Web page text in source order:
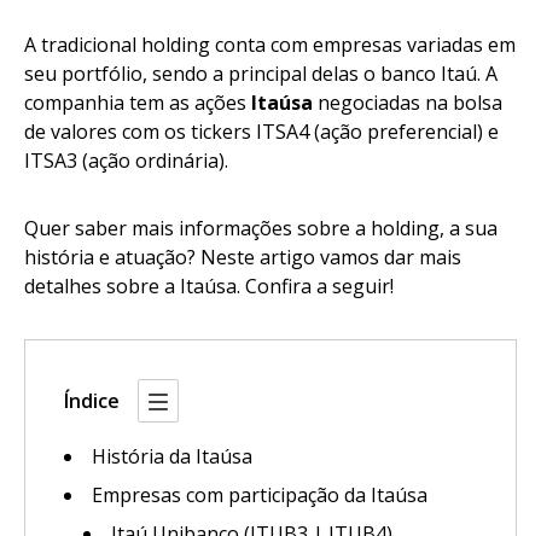
A tradicional holding conta com empresas variadas em
seu portfólio, sendo a principal delas o banco Itaú. A
companhia tem as ações Itaúsa negociadas na bolsa
de valores com os tickers ITSA4 (ação preferencial) e
ITSA3 (ação ordinária).
Quer saber mais informações sobre a holding, a sua
história e atuação? Neste artigo vamos dar mais
detalhes sobre a Itaúsa. Confira a seguir!
Índice
História da Itaúsa
Empresas com participação da Itaúsa